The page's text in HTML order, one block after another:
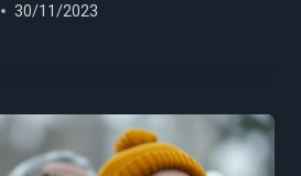
30/11/2023